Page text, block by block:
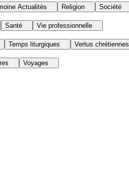
Actualités Religion Société
Santé Vie professionnelle
Temps liturgiques Vertus chrétiennes
Voyages